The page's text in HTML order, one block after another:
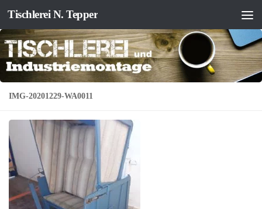
Zum Inhalt springen
Tischlerei N. Tepper
IMG-20201229-WA0011